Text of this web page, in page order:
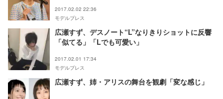
2017.02.02 22:36
モデルプレス
広瀬すず、デスノート“L”なりきりショットに反響
「似てる」「Lでも可愛い」
2017.02.01 17:34
モデルプレス
広瀬すず、姉・アリスの舞台を観劇「変な感じ」